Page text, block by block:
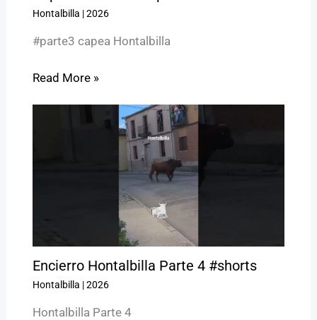
Hontalbilla |2026
#parte3 capea Hontalbilla
Read More »
Encierro Hontalbilla Parte 4 #shorts
Hontalbilla |2026
Hontalbilla Parte 4